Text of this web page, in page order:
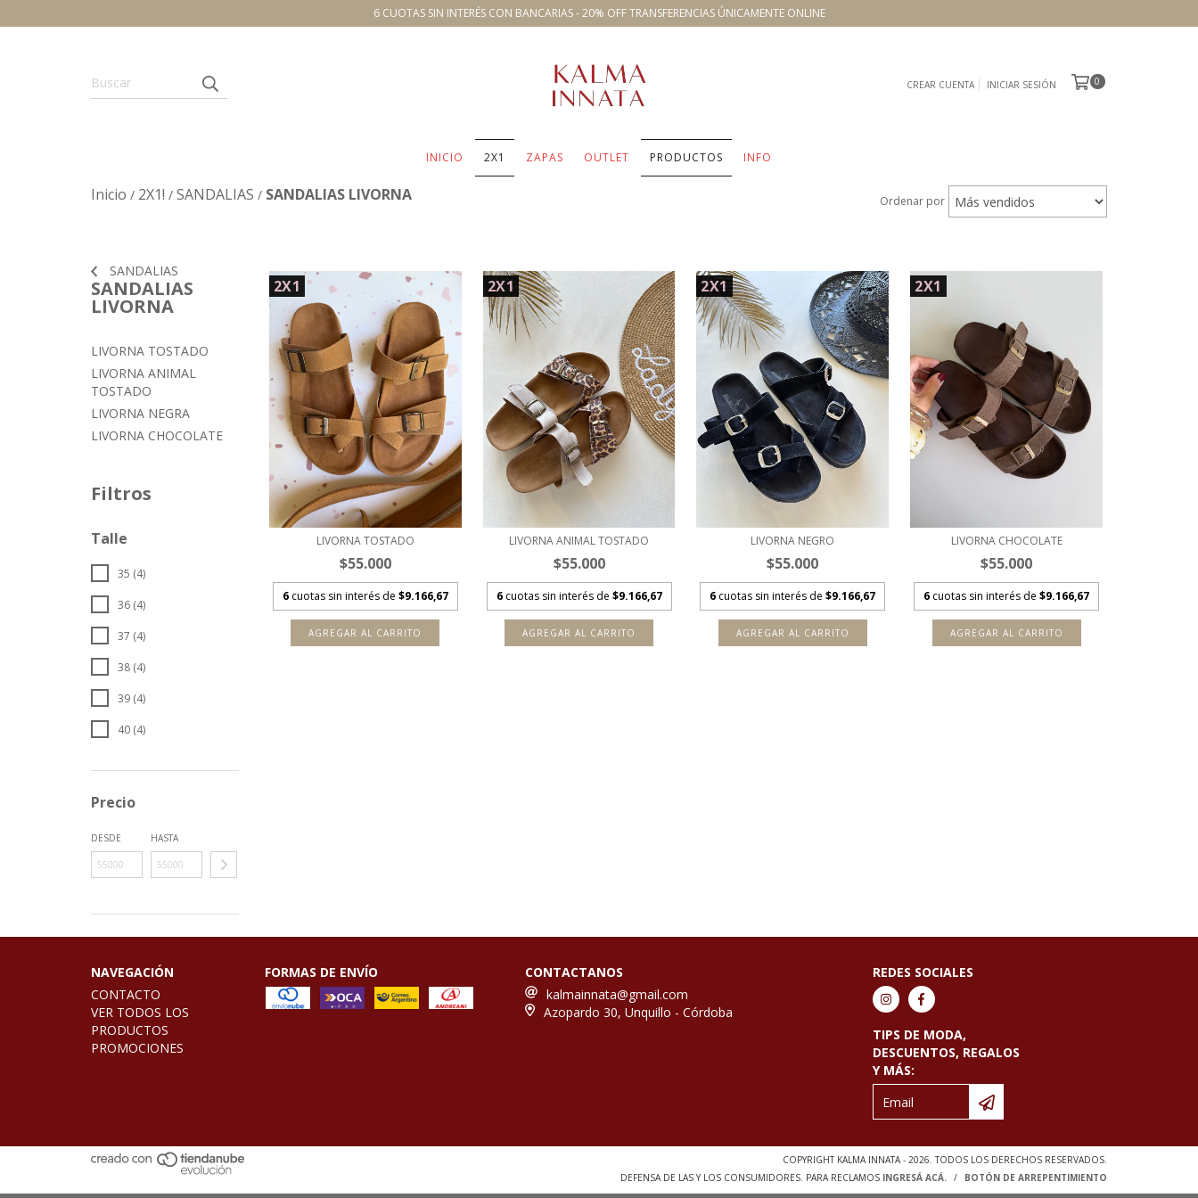
6 CUOTAS SIN INTERÉS CON BANCARIAS - 20% OFF TRANSFERENCIAS ÚNICAMENTE ONLINE
CREAR CUENTA INICIAR SESIÓN 0
INICIO 2X1 ZAPAS OUTLET PRODUCTOS INFO
Inicio / 2X1! / SANDALIAS / SANDALIAS LIVORNA Ordenar por
SANDALIAS
SANDALIAS
LIVORNA
LIVORNA TOSTADO
LIVORNA ANIMAL
TOSTADO
LIVORNA NEGRA
LIVORNA CHOCOLATE
Filtros
Talle
35 (4)
36 (4)
37 (4)
38 (4)
39 (4)
40 (4)
Precio
DESDE HASTA
2X1
LIVORNA TOSTADO
$55.000
6 cuotas sin interés de $9.166,67
AGREGAR AL CARRITO
2X1
LIVORNA ANIMAL TOSTADO
$55.000
6 cuotas sin interés de $9.166,67
AGREGAR AL CARRITO
2X1
LIVORNA NEGRO
$55.000
6 cuotas sin interés de$9.166,67
AGREGAR AL CARRITO
2X1
LIVORNA CHOCOLATE
$55.000
6 cuotas sin interés de$9.166,67
AGREGAR AL CARRITO
NAVEGACIÓN
CONTACTO
VER TODOS LOS
PRODUCTOS
PROMOCIONES
FORMAS DE ENVÍO
CONTACTANOS
kalmainnata@gmail.com
Azopardo 30, Unquillo - Córdoba
REDES SOCIALES
TIPS DE MODA,
DESCUENTOS, REGALOS
Y MÁS:
COPYRIGHT KALMA INNATA - 2026. TODOS LOS DERECHOS RESERVADOS.
DEFENSA DE LAS Y LOS CONSUMIDORES. PARA RECLAMOS INGRESÁ ACÁ. / BOTÓN DE ARREPENTIMIENTO